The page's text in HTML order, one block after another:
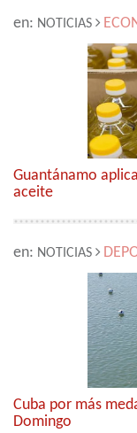
en: NOTICIAS
Guantánamo
aceite
en: NOTICIAS
Cuba por más
Domingo